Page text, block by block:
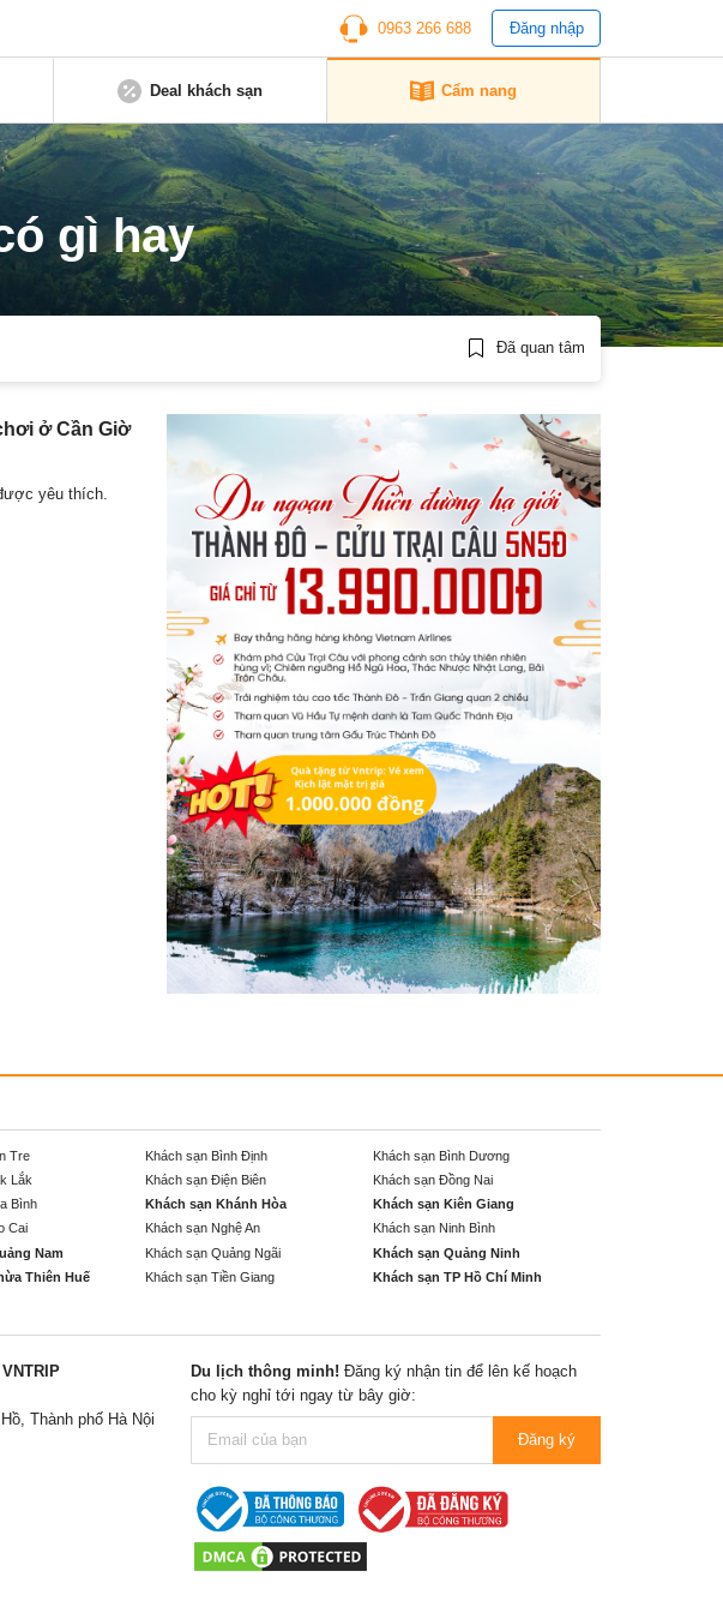
0963 266 688 Đăng nhập
Deal khách sạn Cẩm nang
gì hay
Đã quan tâm
ở Cần Giờ
yêu thích.
Tre Khách sạn Bình Định
Khách sạn Bình Dương
Lắk Khách sạn Điện Biên
Khách sạn Đồng Nai
Bình Khách sạn Khánh Hòa
Khách sạn Kiên Giang
Cai Khách sạn Nghệ An
Khách sạn Ninh Bình
Nam Khách sạn Quảng Ngãi
Khách sạn Quảng Ninh
Thiên Huế Khách sạn Tiền Giang
Khách sạn TP Hồ Chí Minh
Thành phố Hà Nội
Du lịch thông minh! Đăng ký nhận tin để lên kế hoạch
cho kỳ nghỉ tới ngay từ bây giờ:
Đăng ký